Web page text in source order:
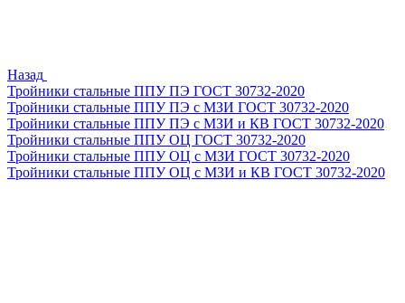
Назад
Тройники стальные ППУ ПЭ ГОСТ 30732-2020
Тройники стальные ППУ ПЭ с МЗИ ГОСТ 30732-2020
Тройники стальные ППУ ПЭ с МЗИ и КВ ГОСТ 30732-2020
Тройники стальные ППУ ОЦ ГОСТ 30732-2020
Тройники стальные ППУ ОЦ с МЗИ ГОСТ 30732-2020
Тройники стальные ППУ ОЦ с МЗИ и КВ ГОСТ 30732-2020